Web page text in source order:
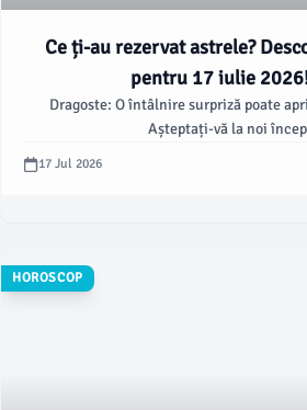
Ce ți-au rezervat astrele?
pentru 17 iulie
Dragoste: O întâlnire surpriză poate
Așteptați-vă la noi
17 Jul 2026
HOROSCOP